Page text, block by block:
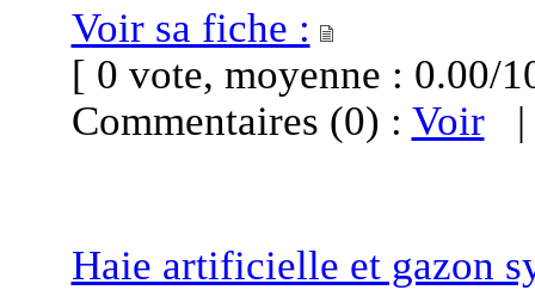
Voir sa fiche :
[ 0 vote, moyenne :
Commentaires (0) : Voir
Haie artificielle et gazon